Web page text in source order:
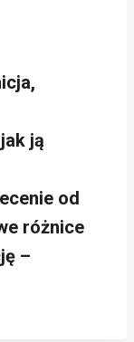
ją
od
różnice
–